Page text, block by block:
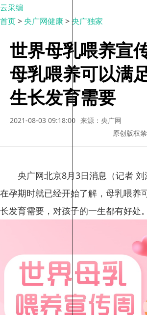
云采编
首页>央广网健康>央广独家
世界母乳喂养
母乳喂养可以满
生长发育需要
2021-08-03 09:18:00 来源：央广网
原创版权
央广网北京8月3日消息（记者
在孕期时就已经开始了解，母乳喂养
长发育需要，对孩子的一生都有好处。